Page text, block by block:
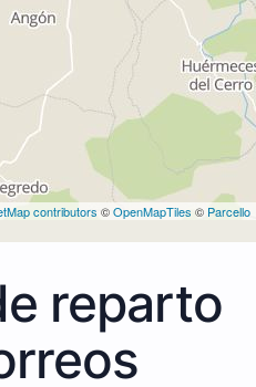
contributors ©OpenMapTiles © Parcello
reparto